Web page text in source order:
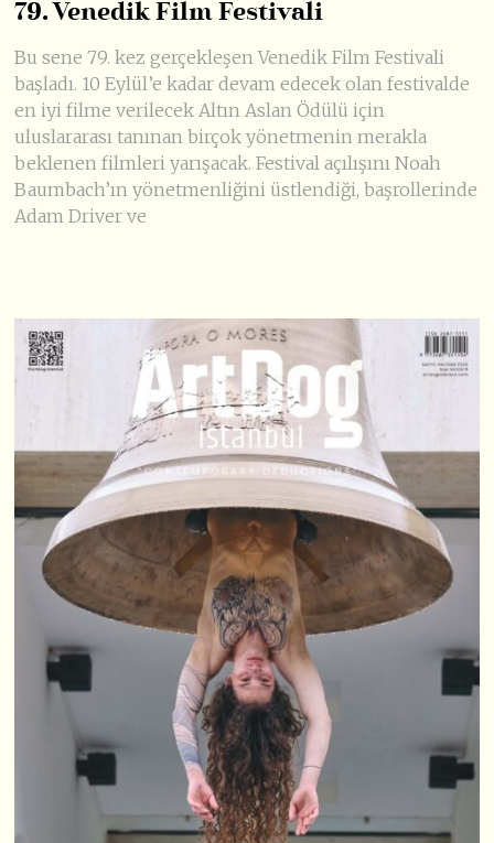
79. Venedik Film Festivali
Bu sene 79. kez gerçekleşen Venedik Film Festivali
başladı. 10 Eylül’e kadar devam edecek olan festivalde
en iyi filme verilecek Altın Aslan Ödülü için
uluslararası tanınan birçok yönetmenin merakla
beklenen filmleri yarışacak. Festival açılışını Noah
Baumbach’ın yönetmenliğini üstlendiği, başrollerinde
Adam Driver ve